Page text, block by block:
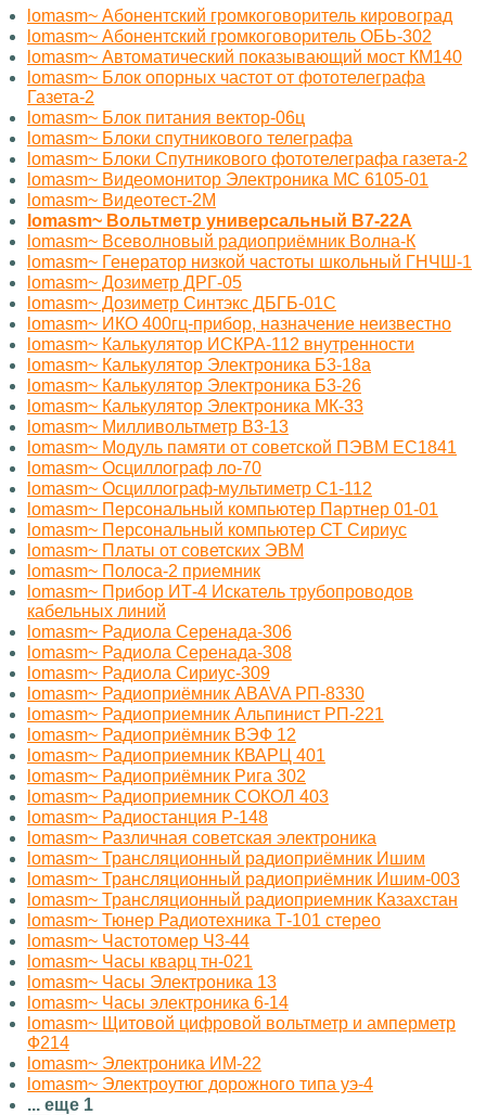
lomasm~ Абонентский громкоговоритель кировоград
lomasm~ Абонентский громкоговоритель ОБЬ-302
lomasm~ Автоматический показывающий мост КМ140
lomasm~ Блок опорных частот от фототелеграфа
Газета-2
lomasm~ Блок питания вектор-06ц
lomasm~ Блоки спутникового телеграфа
lomasm~ Блоки Спутникового фототелеграфа газета-2
lomasm~ Видеомонитор Электроника МС 6105-01
lomasm~ Видеотест-2М
lomasm~ Вольтметр универсальный В7-22А
lomasm~ Всеволновый радиоприёмник Волна-К
lomasm~ Генератор низкой частоты школьный ГНЧШ-1
lomasm~ Дозиметр ДРГ-05
lomasm~ Дозиметр Синтэкс ДБГБ-01С
lomasm~ ИКО 400гц-прибор, назначение неизвестно
lomasm~ Калькулятор ИСКРА-112 внутренности
lomasm~ Калькулятор Электроника Б3-18а
lomasm~ Калькулятор Электроника Б3-26
lomasm~ Калькулятор Электроника МК-33
lomasm~ Милливольтметр B3-13
lomasm~ Модуль памяти от советской ПЭВМ ЕС1841
lomasm~ Осциллограф ло-70
lomasm~ Осциллограф-мультиметр С1-112
lomasm~ Персональный компьютер Партнер 01-01
lomasm~ Персональный компьютер СТ Сириус
lomasm~ Платы от советских ЭВМ
lomasm~ Полоса-2 приемник
lomasm~ Прибор ИТ-4 Искатель трубопроводов
кабельных линий
lomasm~ Радиола Серенада-306
lomasm~ Радиола Серенада-308
lomasm~ Радиола Сириус-309
lomasm~ Радиоприёмник ABAVA РП-8330
lomasm~ Радиоприемник Альпинист РП-221
lomasm~ Радиоприёмник ВЭФ 12
lomasm~ Радиоприемник КВАРЦ 401
lomasm~ Радиоприёмник Рига 302
lomasm~ Радиоприемник СОКОЛ 403
lomasm~ Радиостанция Р-148
lomasm~ Различная советская электроника
lomasm~ Трансляционный радиоприёмник Ишим
lomasm~ Трансляционный радиоприёмник Ишим-003
lomasm~ Трансляционный радиоприемник Казахстан
lomasm~ Тюнер Радиотехника Т-101 стерео
lomasm~ Частотомер Ч3-44
lomasm~ Часы кварц тн-021
lomasm~ Часы Электроника 13
lomasm~ Часы электроника 6-14
lomasm~ Щитовой цифровой вольтметр и амперметр
Ф214
lomasm~ Электроника ИМ-22
lomasm~ Электроутюг дорожного типа уэ-4
... еще 1